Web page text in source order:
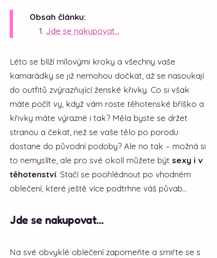
Obsah článku:
Jde se nakupovat...
Léto se blíží mílovými kroky a všechny vaše
kamarádky se již nemohou dočkat, až se nasoukají
do outfitů zvýrazňující ženské křivky. Co si však
máte počít vy, když vám roste těhotenské bříško a
křivky máte výrazné i tak? Měla byste se držet
stranou a čekat, než se vaše tělo po porodu
dostane do původní podoby? Ale no tak – možná si
to nemyslíte, ale pro své okolí můžete být sexy i v
těhotenství. Stačí se poohlédnout po vhodném
oblečení, které ještě více podtrhne váš půvab...
Jde se nakupovat...
Na své obvyklé oblečení zapomeňte a smiřte se s